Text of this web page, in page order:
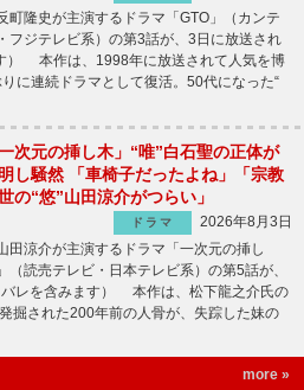
町隆史が主演するドラマ「GTO」（カンテ
フジテレビ系）の第3話が、3日に放送され
） 本作は、1998年に放送されて人気を博
に連続ドラマとして復活。50代になった“
一次元の挿し木」“唯”白石聖の正体が
し騒然 「車椅子だったよね」「宗教
の“悠”山田涼介がつらい」
ドラマ
2026年8月3日
田涼介が主演するドラマ「一次元の挿し
（読売テレビ・日本テレビ系）の第5話が、
レを含みます） 本作は、松下龍之介氏の
掘された200年前の人骨が、失踪した妹の
more »